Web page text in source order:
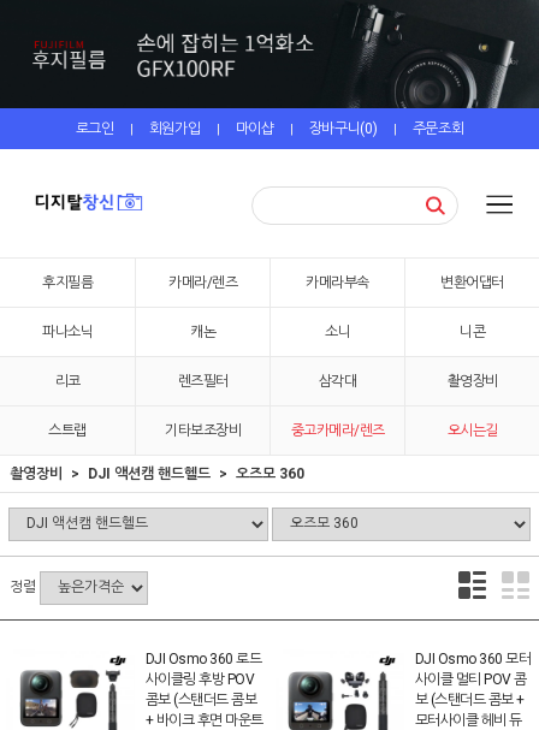
로그인 | 회원가입 | 마이샵 | 장바구니(0) | 주문조회
후지필름 카메라/렌즈 카메라부속 변환어댑터
파나소닉 캐논 소니 니콘
리코 렌즈필터 삼각대 촬영장비
스트랩 기타보조장비 중고카메라/렌즈 오시는길
촬영장비 DJI 액션캠 핸드헬드 오즈모 360
정렬
DJI Osmo 360 로드
사이클링 후방 POV
콤보 (스탠더드 콤보
+ 바이크 후면 마운트
DJI Osmo 360 모터
사이클 멀티 POV 콤
보 (스탠더드 콤보 +
모터사이클 헤비 듀